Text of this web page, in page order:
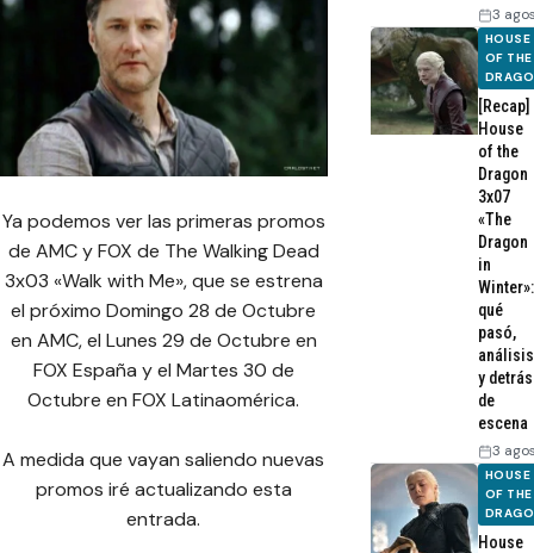
Ya podemos ver las primeras promos
de AMC y FOX de The Walking Dead
3x03 «Walk with Me», que se estrena
el próximo Domingo 28 de Octubre
en AMC, el Lunes 29 de Octubre en
FOX España y el Martes 30 de
Octubre en FOX Latinaomérica.
A medida que vayan saliendo nuevas
promos iré actualizando esta
entrada.
3
HOUSE
OF THE
[Recap]
House
of the
Dragon
3x07
«The
Dragon
in
Winter»:
qué
pasó,
análisis
y detrás
de
escena
3
HOUSE
OF THE
House